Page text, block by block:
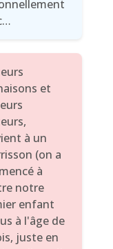
et
à un
(on a
à
notre
enfant
à l'âge de
juste en